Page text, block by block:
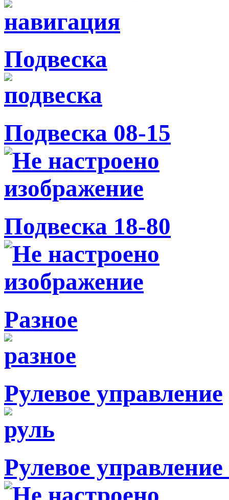
Подвеска
Подвеска 08-15
Подвеска 18-80
Разное
Рулевое управление
Рулевое управление